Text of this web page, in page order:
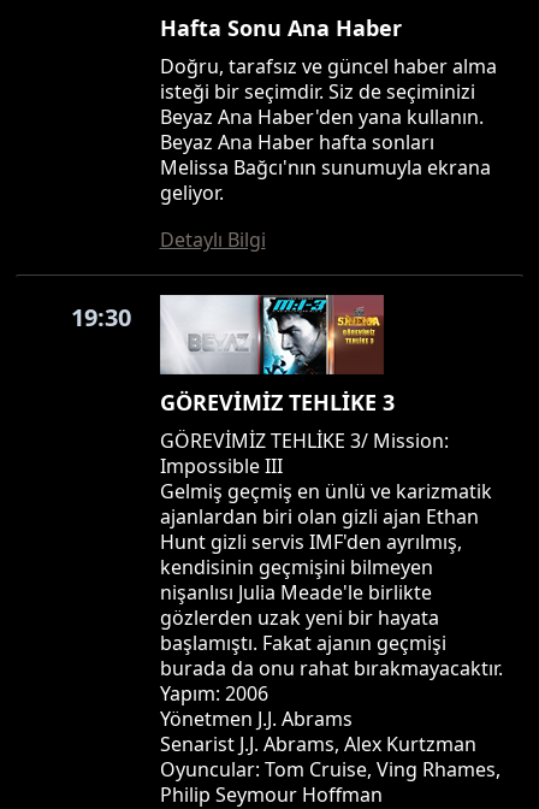
Hafta Sonu Ana Haber
Doğru, tarafsız ve güncel haber alma
isteği bir seçimdir. Siz de seçiminizi
Beyaz Ana Haber'den yana kullanın.
Beyaz Ana Haber hafta sonları
Melissa Bağcı'nın sunumuyla ekrana
geliyor.
Detaylı Bilgi
19:30
GÖREVİMİZ TEHLİKE 3
GÖREVİMİZ TEHLİKE 3/ Mission:
Impossible III
Gelmiş geçmiş en ünlü ve karizmatik
ajanlardan biri olan gizli ajan Ethan
Hunt gizli servis IMF'den ayrılmış,
kendisinin geçmişini bilmeyen
nişanlısı Julia Meade'le birlikte
gözlerden uzak yeni bir hayata
başlamıştı. Fakat ajanın geçmişi
burada da onu rahat bırakmayacaktır.
Yapım: 2006
Yönetmen J.J. Abrams
Senarist J.J. Abrams, Alex Kurtzman
Oyuncular: Tom Cruise, Ving Rhames,
Philip Seymour Hoffman